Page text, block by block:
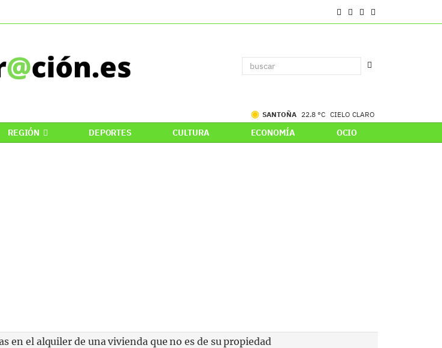
SANTOÑA 22.8 °C CIELO CLARO
REGIÓN DEPORTES CULTURA ECONOMÍA OCIO
en el alquiler de una vivienda que no es de su propiedad